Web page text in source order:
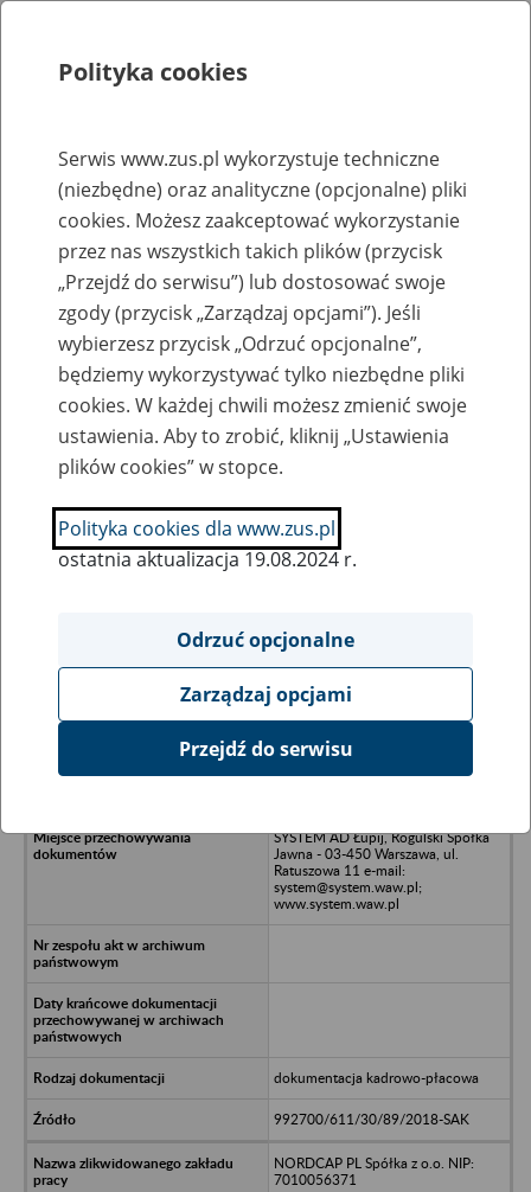
Rejestry, ewidencje i archiwa
Baza zlikwidowanych lub
przekształconych zakładów pracy
Nazwa zakładu pracy:
SZUKAJ
Ukryj wszystkie pozycje bazy
EKO WtE Spółka z o.o. NIP:
SYSTEM AD Łupij, Rogulski Spółka
Jawna - 03-450 Warszawa, ul.
Ratuszowa 11 e-mail:
system@system.waw.pl;
www.system.waw.pl
dokumentacja kadrowo-płacowa
992700/611/30/89/2018-SAK
NORDCAP PL Spółka z o.o. NIP:
7010056371
Polityka cookies
Serwis www.zus.pl wykorzystuje techniczne
(niezbędne) oraz analityczne (opcjonalne) pliki
cookies. Możesz zaakceptować wykorzystanie
przez nas wszystkich takich plików (przycisk
„Przejdź do serwisu”) lub dostosować swoje
zgody (przycisk „Zarządzaj opcjami”). Jeśli
wybierzesz przycisk „Odrzuć opcjonalne”,
będziemy wykorzystywać tylko niezbędne pliki
cookies. W każdej chwili możesz zmienić swoje
ustawienia. Aby to zrobić, kliknij „Ustawienia
plików cookies” w stopce.
Polityka cookies dla www.zus.pl
ostatnia aktualizacja 19.08.2024 r.
Odrzuć opcjonalne
Zarządzaj opcjami
Przejdź do serwisu